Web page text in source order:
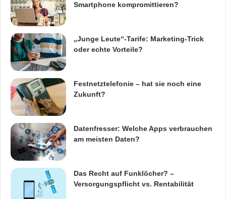
Smartphone kompromittieren?
„Junge Leute“-Tarife: Marketing-Trick
oder echte Vorteile?
Festnetztelefonie – hat sie noch eine
Zukunft?
Datenfresser: Welche Apps verbrauchen
am meisten Daten?
Das Recht auf Funklöcher? –
Versorgungspflicht vs. Rentabilität